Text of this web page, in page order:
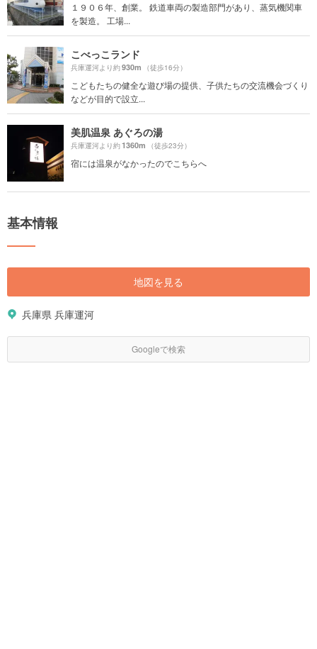
１９０６年、創業。 鉄道車両の製造部門があり、蒸気機関車
を製造。 工場...
こべっこランド
兵庫運河より約930m （徒歩16分）
こどもたちの健全な遊び場の提供、子供たちの交流機会づくり
などが目的で設立...
美肌温泉 あぐろの湯
兵庫運河より約1360m （徒歩23分）
宿には温泉がなかったのでこちらへ
基本情報
地図を見る
兵庫県 兵庫運河
Googleで検索